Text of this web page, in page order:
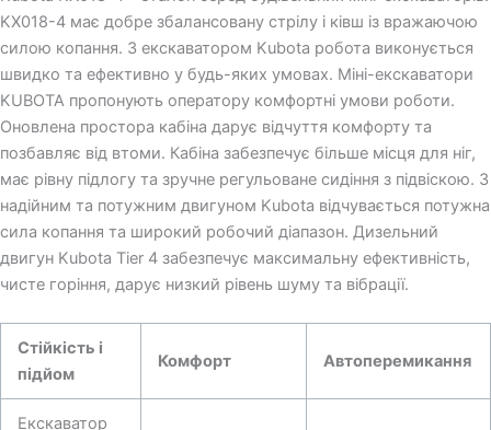
KX018-4 має добре збалансовану стрілу і ківш із вражаючою
силою копання. З екскаватором Kubota робота виконується
швидко та ефективно у будь-яких умовах. Міні-екскаватори
KUBOTA пропонують оператору комфортні умови роботи.
Оновлена простора кабіна дарує відчуття комфорту та
позбавляє від втоми. Кабіна забезпечує більше місця для ніг,
має рівну підлогу та зручне регульоване сидіння з підвіскою. З
надійним та потужним двигуном Kubota відчувається потужна
сила копання та широкий робочий діапазон. Дизельний
двигун Kubota Tier 4 забезпечує максимальну ефективність,
чисте горіння, дарує низкий рівень шуму та вібрації.
Стійкість і
підйом
Комфорт Автоперемикання
Екскаватор